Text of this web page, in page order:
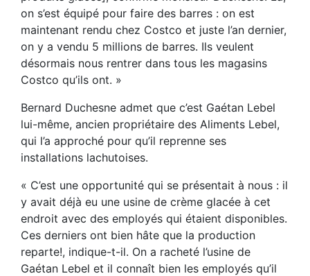
on s’est équipé pour faire des barres : on est
maintenant rendu chez Costco et juste l’an dernier,
on y a vendu 5 millions de barres. Ils veulent
désormais nous rentrer dans tous les magasins
Costco qu’ils ont. »
Bernard Duchesne admet que c’est Gaétan Lebel
lui-même, ancien propriétaire des Aliments Lebel,
qui l’a approché pour qu’il reprenne ses
installations lachutoises.
« C’est une opportunité qui se présentait à nous : il
y avait déjà eu une usine de crème glacée à cet
endroit avec des employés qui étaient disponibles.
Ces derniers ont bien hâte que la production
reparte!, indique-t-il. On a racheté l’usine de
Gaétan Lebel et il connaît bien les employés qu’il